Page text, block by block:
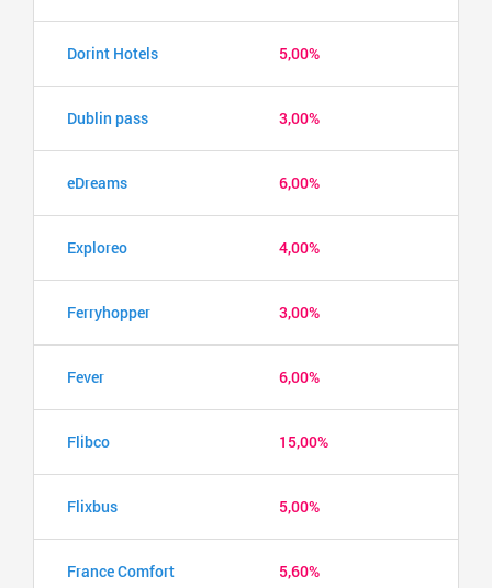
Dorint Hotels 5,00%
Dublin pass 3,00%
eDreams 6,00%
Exploreo 4,00%
Ferryhopper 3,00%
Fever 6,00%
Flibco 15,00%
Flixbus 5,00%
France Comfort 5,60%